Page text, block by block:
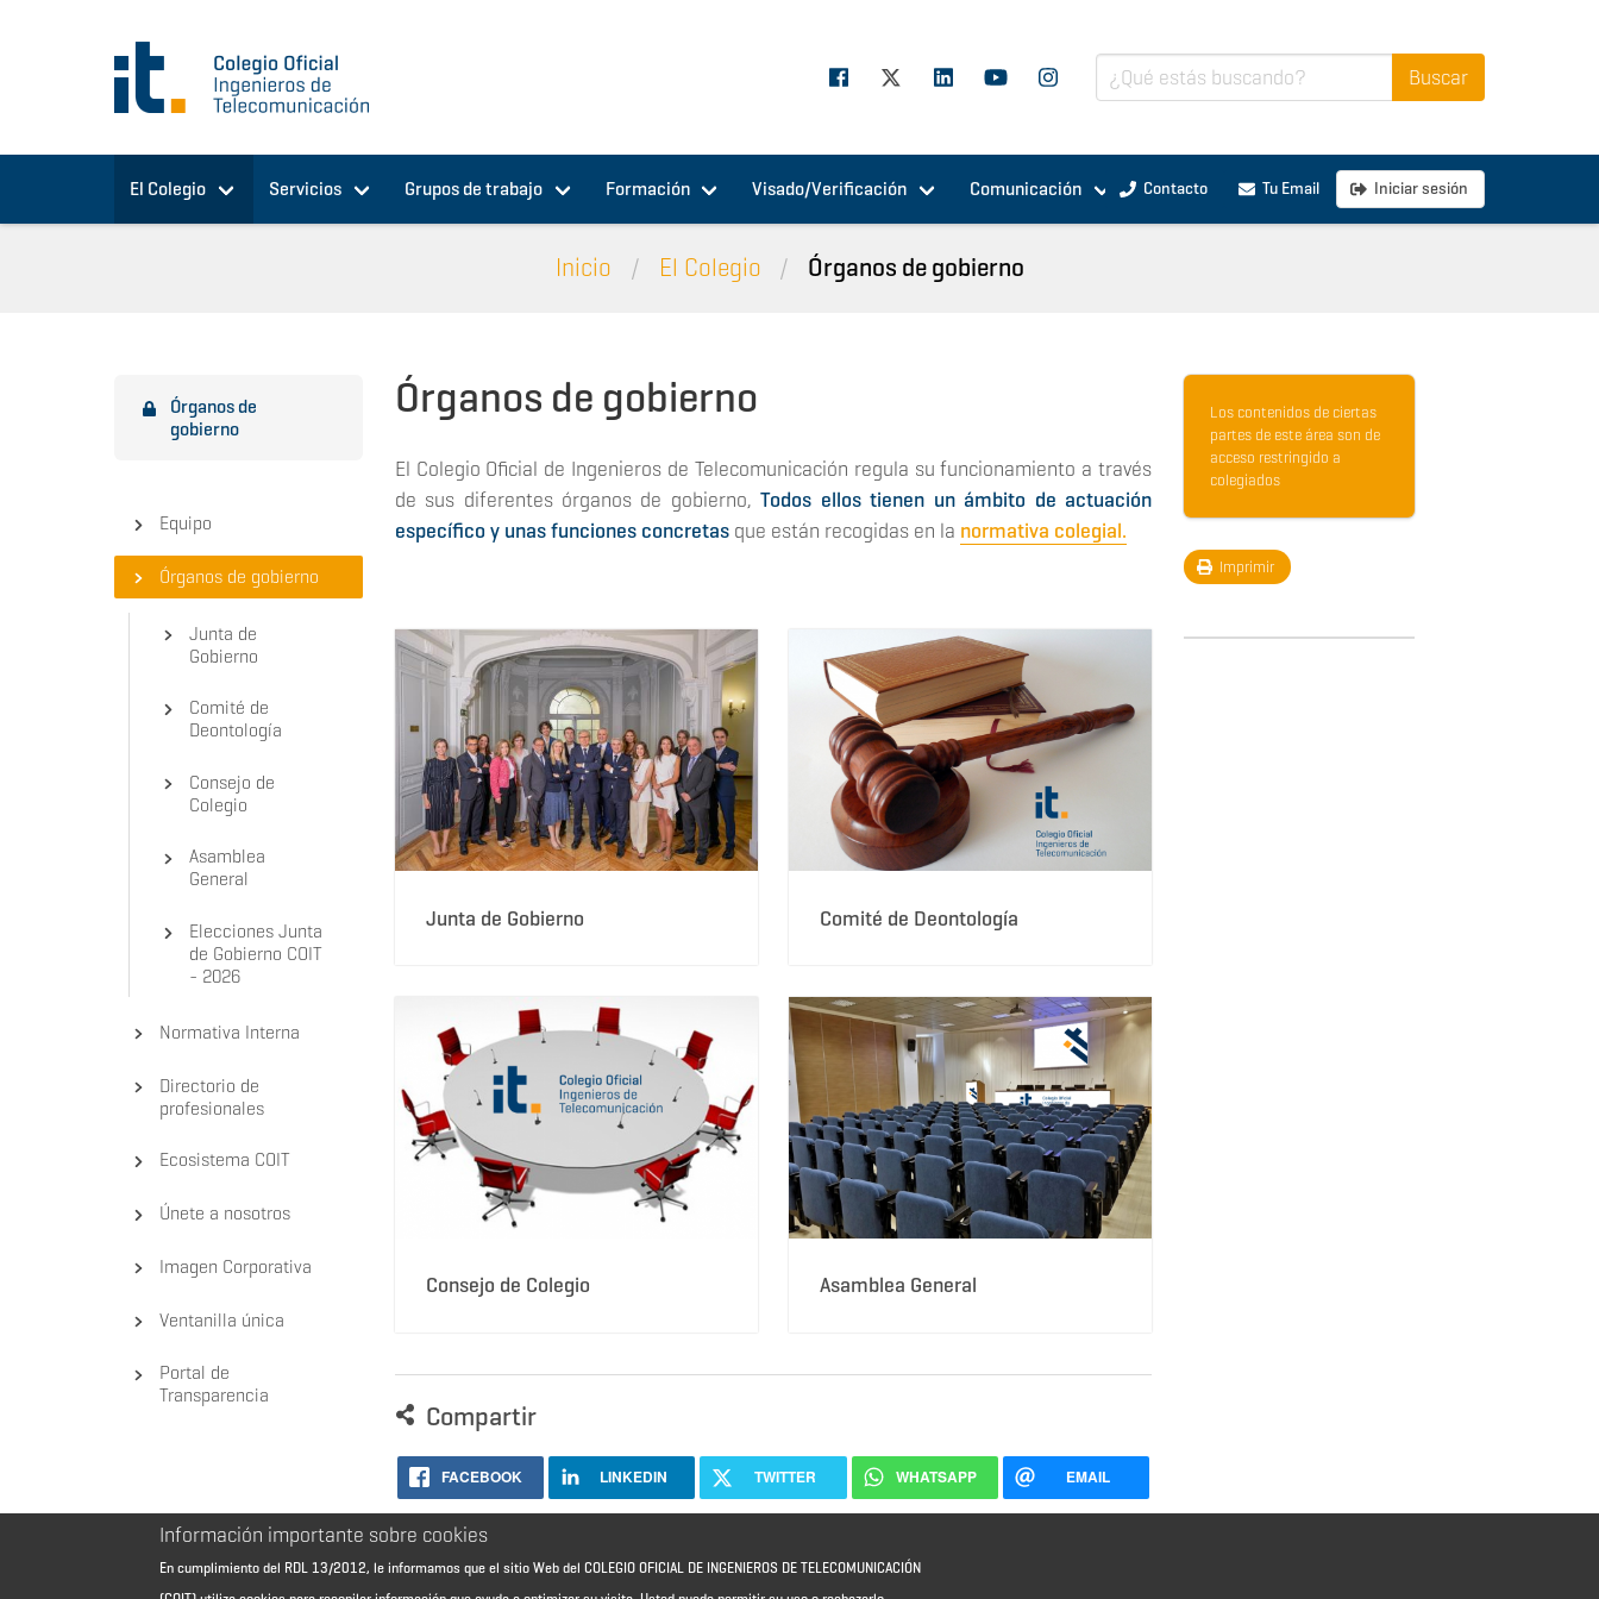
El Colegio Servicios Grupos de trabajo Formación Visado/Verificación Comunicación Contacto Tu Email Iniciar sesión
Inicio El Colegio Órganos de gobierno
Órganos de
gobierno
Equipo
Órganos de gobierno
Junta de
Gobierno
Comité de
Deontología
Consejo de
Colegio
Asamblea
General
Elecciones Junta
de Gobierno COIT
- 2026
Normativa Interna
Directorio de
profesionales
Ecosistema COIT
Únete a nosotros
Imagen Corporativa
Ventanilla única
Portal de
Transparencia
Órganos de gobierno
El Colegio Oficial de Ingenieros de Telecomunicación regula su funcionamiento a través
de sus diferentes órganos de gobierno,Todos ellos tienen un ámbito de actuación
específico y unas funciones concretasque están recogidas en la normativa colegial.
Junta de Gobierno Comité de Deontología
Consejo de Colegio Asamblea General
Compartir
FACEBOOK LINKEDIN TWITTER WHATSAPP EMAIL
Los contenidos de ciertas
partes de este área son de
acceso restringido a
colegiados
Imprimir
Información importante sobre cookies
En cumplimiento del RDL 13/2012, le informamos que el sitio Web del COLEGIO OFICIAL DE INGENIEROS DE TELECOMUNICACIÓN